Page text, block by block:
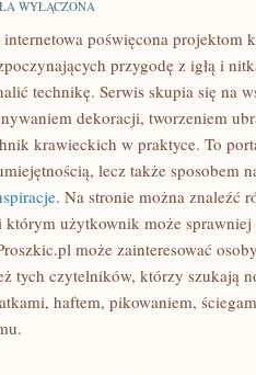
WYŁĄCZONA
poświęcona projektom
przygodę z igłą i
technikę. Serwis skupia się na
dekoracji, tworzeniem
krawieckich w praktyce. To
lecz także sposobem
. Na stronie można znaleźć
użytkownik może
może zainteresować
tych czytelników, którzy szukają
haftem, pikowaniem,